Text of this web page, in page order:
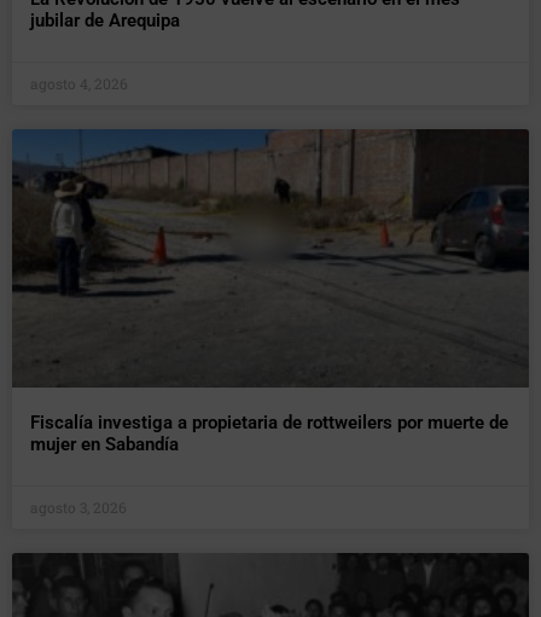
jubilar de Arequipa
agosto 4, 2026
Fiscalía investiga a propietaria de rottweilers por muerte de
mujer en Sabandía
agosto 3, 2026